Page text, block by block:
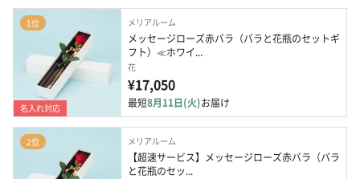
1位
名入れ対応
メリアルーム
メッセージローズ赤バラ（バラと花瓶のセットギ
フト）≪ホワイ...
花
¥17,050
最短8月11日(火)お届け
2位 メリアルーム
【超速サービス】メッセージローズ赤バラ（バラ
と花瓶のセッ...